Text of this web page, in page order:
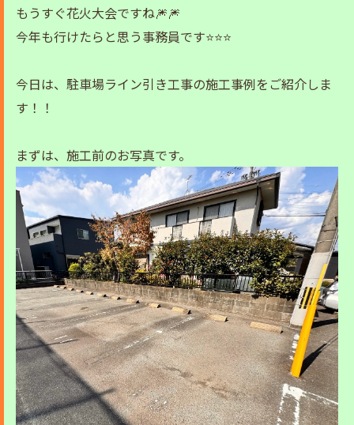
もうすぐ花火大会ですね🎆🎆
今年も行けたらと思う事務員です⭐⭐⭐
今日は、駐車場ライン引き工事の施工事例をご紹介しま
す！！
まずは、施工前のお写真です。